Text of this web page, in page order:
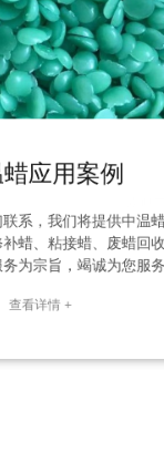
蜡应用案例
联系，我们将提供中温
补蜡、粘接蜡、废蜡回
为宗旨，竭诚为您服务
查看详情 +
欢迎
蜡、